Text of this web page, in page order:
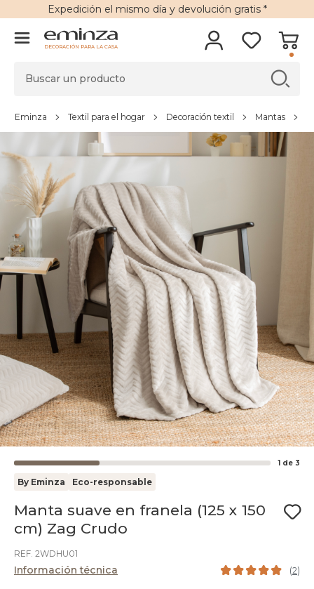
Expedición el mismo día y devolución gratis*
DECORACIÓN PARA LA CASA
Eminza Textil para el hogar Decoración textil Mantas
1 de 3
By Eminza Eco-responsable
Manta suave en franela (125 x 150
cm) Zag Crudo
REF. 2WDHU01
Información técnica (2)